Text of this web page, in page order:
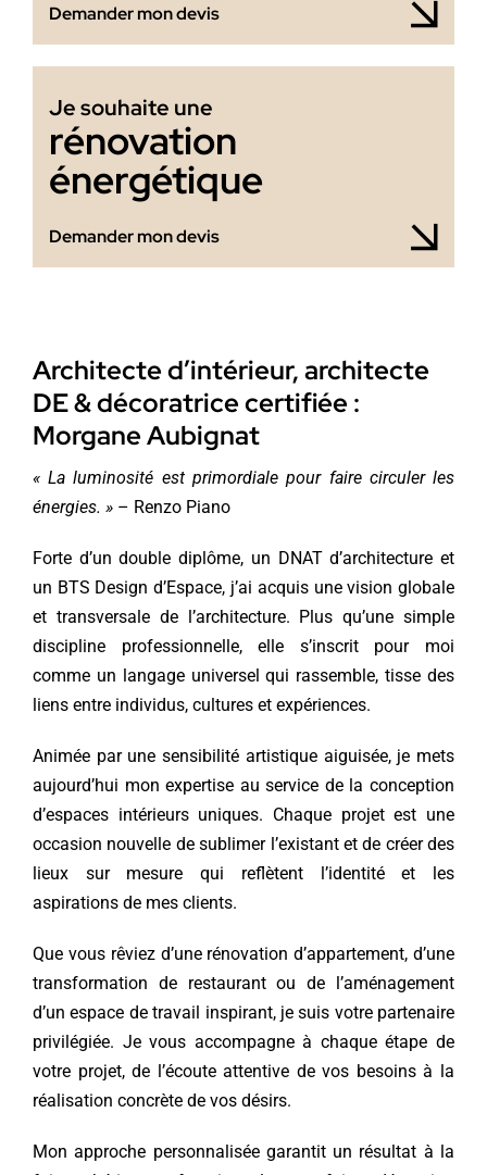
Demander mon devis
Je souhaite une
rénovation
énergétique
Demander mon devis
Architecte d’intérieur, architecte
DE & décoratrice certifiée :
Morgane Aubignat
« La luminosité est primordiale pour faire circuler les
énergies. »– Renzo Piano
Forte d’un double diplôme, un DNAT d’architecture et
un BTS Design d’Espace, j’ai acquis une vision globale
et transversale de l’architecture. Plus qu’une simple
discipline professionnelle, elle s’inscrit pour moi
comme un langage universel qui rassemble, tisse des
liens entre individus, cultures et expériences.
Animée par une sensibilité artistique aiguisée, je mets
aujourd’hui mon expertise au service de la conception
d’espaces intérieurs uniques. Chaque projet est une
occasion nouvelle de sublimer l’existant et de créer des
lieux sur mesure qui reflètent l’identité et les
aspirations de mes clients.
Que vous rêviez d’une rénovation d’appartement, d’une
transformation de restaurant ou de l’aménagement
d’un espace de travail inspirant, je suis votre partenaire
privilégiée. Je vous accompagne à chaque étape de
votre projet, de l’écoute attentive de vos besoins à la
réalisation concrète de vos désirs.
Mon approche personnalisée garantit un résultat à la